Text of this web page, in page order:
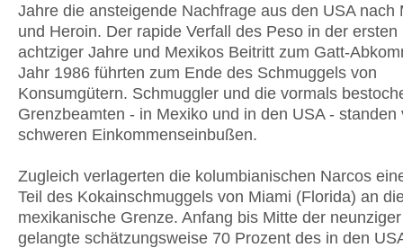
Jahre die ansteigende Nachfrage aus den USA nach
und Heroin. Der rapide Verfall des Peso in der ersten
achtziger Jahre und Mexikos Beitritt zum Gatt-
Jahr 1986 führten zum Ende des Schmuggels von
Konsumgütern. Schmuggler und die vormals
Grenzbeamten - in Mexiko und in den USA - standen
schweren Einkommenseinbußen.
Zugleich verlagerten die kolumbianischen Narcos
Teil des Kokainschmuggels von Miami (Florida) an
mexikanische Grenze. Anfang bis Mitte der
gelangte schätzungsweise 70 Prozent des in den